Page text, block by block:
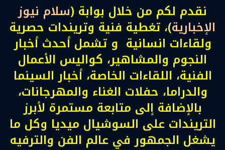
نقدم لكم من خلال بوابة (سلام نيوز
الإخبارية)، تغطية فنية وتريندات حصرية
ولقاءات انسانية و تشمل أحدث أخبار
النجوم والمشاهير، كواليس الأعمال
الفنية، اللقاءات الخاصة، أخبار السينما
والدراما، حفلات الغناء والمهرجانات،
بالإضافة إلى متابعة مستمرة لأبرز
التريندات على السوشيال ميديا وكل ما
يشغل الجمهور في عالم الفن والترفيه